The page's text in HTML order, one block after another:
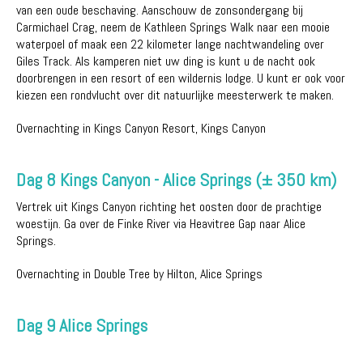
van een oude beschaving. Aanschouw de zonsondergang bij
Carmichael Crag, neem de Kathleen Springs Walk naar een mooie
waterpoel of maak een 22 kilometer lange nachtwandeling over
Giles Track. Als kamperen niet uw ding is kunt u de nacht ook
doorbrengen in een resort of een wildernis lodge. U kunt er ook voor
kiezen een rondvlucht over dit natuurlijke meesterwerk te maken.
Overnachting in Kings Canyon Resort, Kings Canyon
Dag 8 Kings Canyon - Alice Springs (± 350 km)
Vertrek uit Kings Canyon richting het oosten door de prachtige
woestijn. Ga over de Finke River via Heavitree Gap naar Alice
Springs.
Overnachting in Double Tree by Hilton, Alice Springs
Dag 9 Alice Springs